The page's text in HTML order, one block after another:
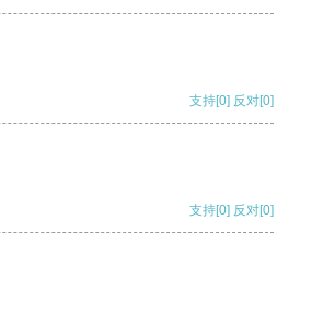
支持[0] 反对[0]
支持[0] 反对[0]